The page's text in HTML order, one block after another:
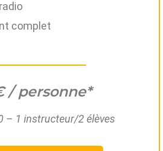
complet
/ personne*
– 1 instructeur/2 élèves